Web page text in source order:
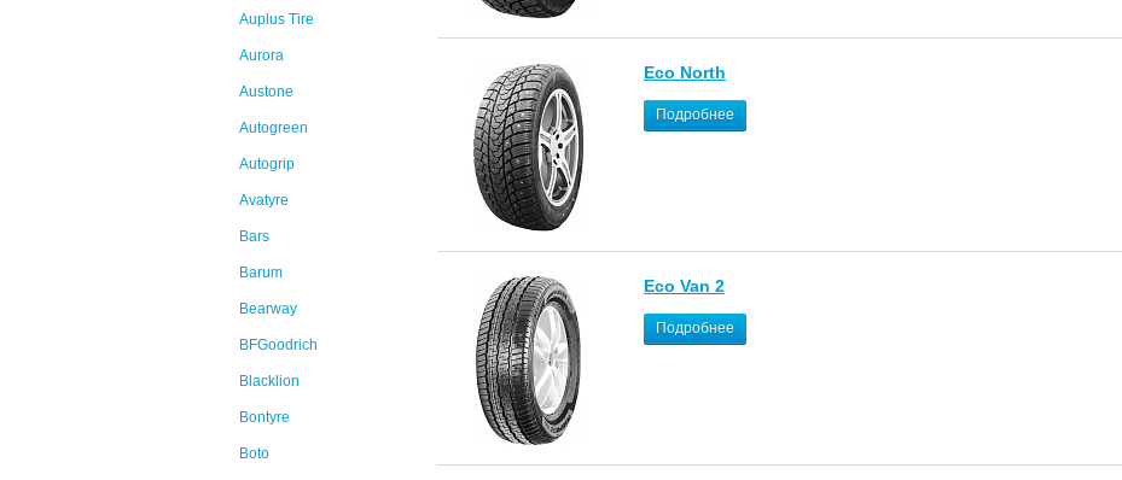
Auplus Tire
Aurora
Austone
Autogreen
Autogrip
Avatyre
Bars
Barum
Bearway
BFGoodrich
Blacklion
Bontyre
Boto
Eco North
Подробнее
Eco Van 2
Подробнее